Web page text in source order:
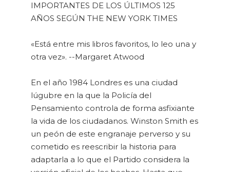
IMPORTANTES DE LOS ÚLTIMOS 125
AÑOS SEGÚN THE NEW YORK TIMES
«Está entre mis libros favoritos, lo leo una y
otra vez». --Margaret Atwood
En el año 1984 Londres es una ciudad
lúgubre en la que la Policía del
Pensamiento controla de forma asfixiante
la vida de los ciudadanos. Winston Smith es
un peón de este engranaje perverso y su
cometido es reescribir la historia para
adaptarla a lo que el Partido considera la